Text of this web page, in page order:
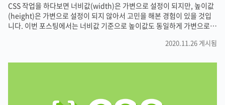
CSS 작업을 하다보면 너비값(width)은 가변으로 설정이 되지만, 높이값
(height)은 가변으로 설정이 되지 않아서 고민을 해본 경험이 있을 것입
니다. 이번 포스팅에서는 너비값 기준으로 높이값도 동일하게 가변으로
구현해볼 예시는 아래와 같습니다. CSS로 너비값이 퍼센트
스의 크기에 따라 원하는 가변 사이즈의 정사각형을 만들어 내는 것 입니
2020.11.26 게시됨